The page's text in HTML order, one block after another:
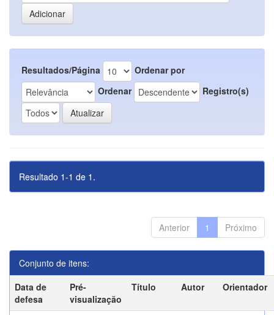
Resultados/Página
Ordenar por
Ordenar
Registro(s)
Resultado 1-1 de 1.
Anterior 1 Próximo
Conjunto de itens:
Data de
defesa
Pré-
visualização
Título Autor Orientador